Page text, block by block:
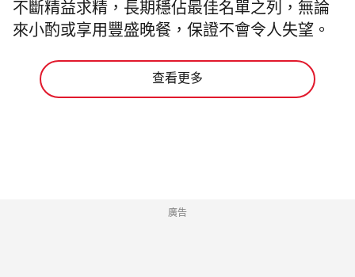
不斷精益求精，長期穩佔最佳名單之列，無論
來小酌或享用豐盛晚餐，保證不會令人失望。
查看更多
廣告